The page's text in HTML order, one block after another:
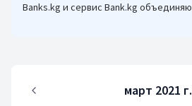
Banks.kg и сервис Bank.kg
март 2021 г.